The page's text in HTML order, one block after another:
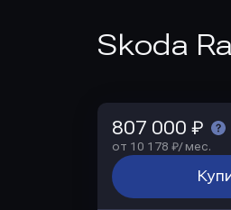
Skoda
807 000 ₽
от 10 178 ₽/ мес.